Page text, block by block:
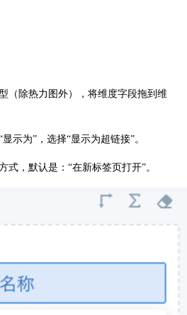
（除热力图外），将维度字段拖到维
示为”，选择“显示为超链接”。
式，默认是：“在新标签页打开”。